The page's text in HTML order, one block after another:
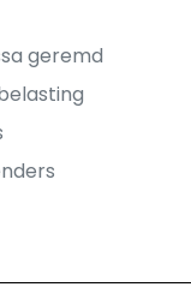
geremd